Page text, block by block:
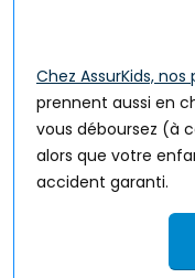
Chez AssurKids,
prennent aussi en
vous déboursez (à
alors que votre
accident garanti.